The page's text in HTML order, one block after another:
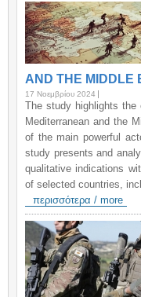
AND THE MIDDLE
17 Νοεμβρίου 2024
The study highlights the
Mediterranean and the
of the main powerful
study presents and
qualitative indications
of selected countries,
περισσότερα / more